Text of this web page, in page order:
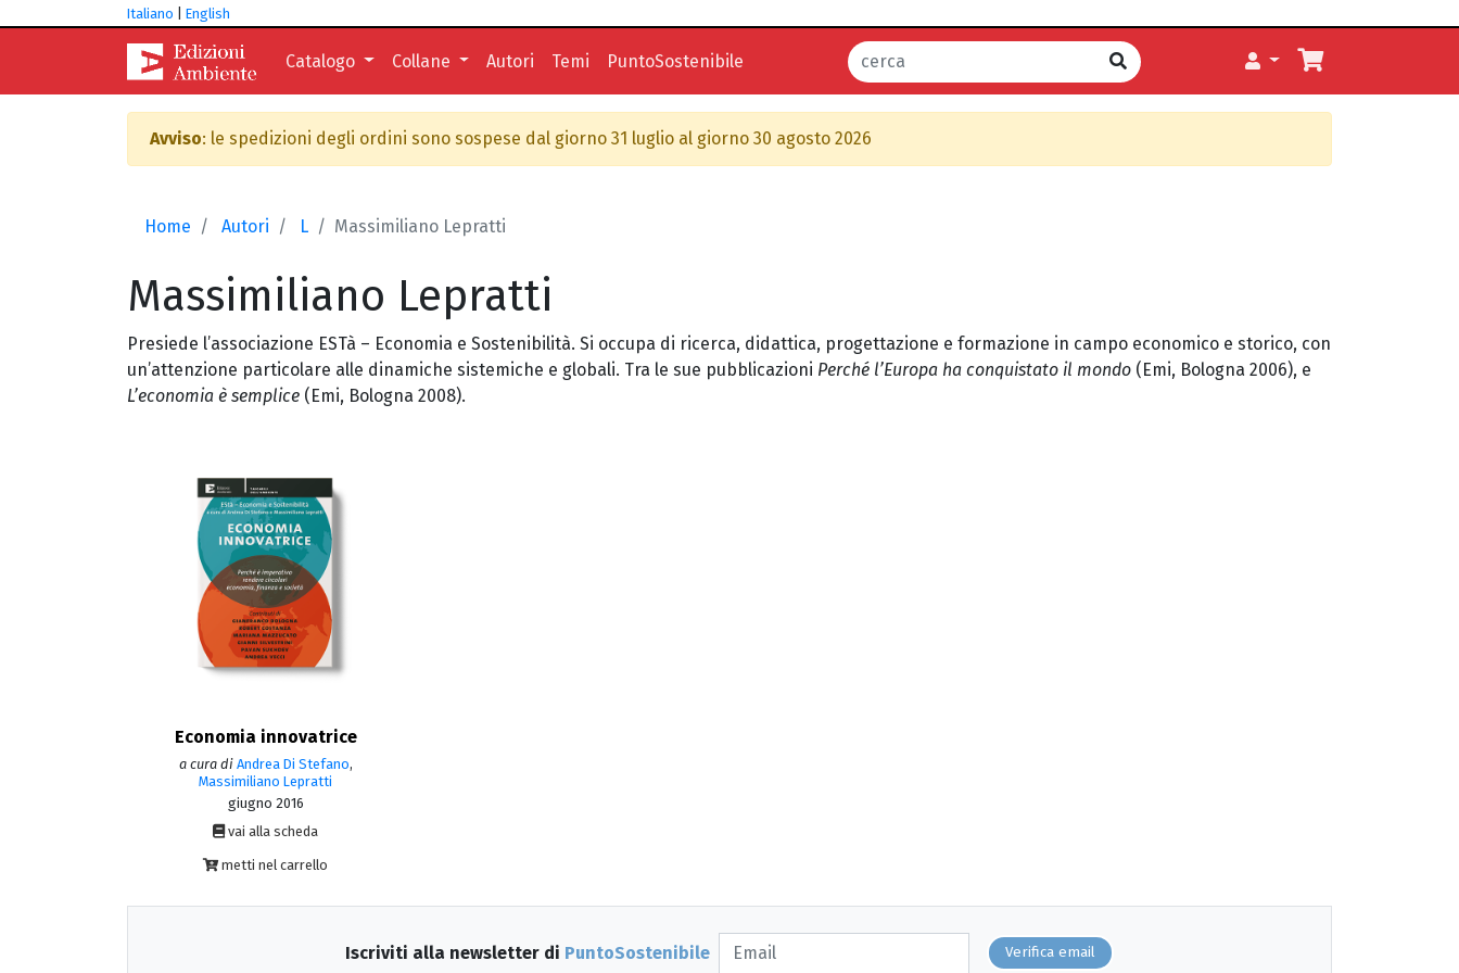
Italiano English
Catalogo Collane Autori Temi PuntoSostenibile
Avviso: le spedizioni degli ordini sono sospese dal giorno 31 luglio al giorno 30 agosto 2026
Home Autori L Massimiliano Lepratti
Massimiliano Lepratti
Presiede l’associazione ESTà – Economia e Sostenibilità. Si occupa di ricerca, didattica, progettazione e formazione in campo economico e storico, con
un’attenzione particolare alle dinamiche sistemiche e globali. Tra le sue pubblicazioni Perché l’Europa ha conquistato il mondo (Emi, Bologna 2006), e
L’economia è semplice (Emi, Bologna 2008).
Economia innovatrice
a cura di Andrea Di Stefano,
Massimiliano Lepratti
giugno 2016
vai alla scheda
metti nel carrello
Iscriviti alla newsletter di PuntoSostenibile Verifica email